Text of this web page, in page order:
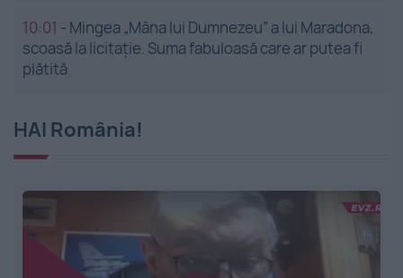
10:01 - Mingea „Mâna lui Dumnezeu” a lui Maradona,
scoasă la licitație. Suma fabuloasă care ar putea fi
plătită
HAI România!